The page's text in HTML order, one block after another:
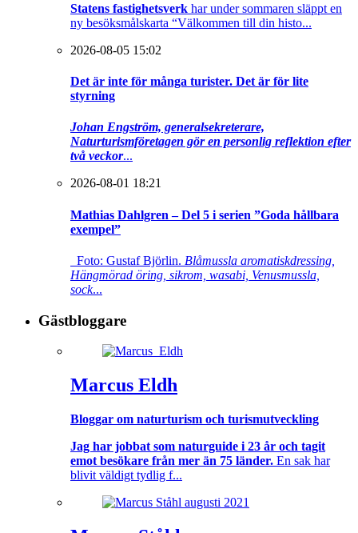
Statens fastighetsverk har under sommaren släppt en
ny besöksmålskarta “Välkommen till din histo...
2026-08-05 15:02
Det är inte för många turister. Det är för lite
styrning
Johan Engström, generalsekreterare,
Naturturismföretagen gör en personlig reflektion efter
två veckor...
2026-08-01 18:21
Mathias Dahlgren – Del 5 i serien ”Goda hållbara
exempel”
Foto: Gustaf Björlin. Blåmussla aromatiskdressing,
Hängmörad öring, sikrom, wasabi, Venusmussla,
sock...
Gästbloggare
Marcus Eldh
Bloggar om naturturism och turismutveckling
Jag har jobbat som naturguide i 23 år och tagit
emot besökare från mer än 75 länder. En sak har
blivit väldigt tydlig f...